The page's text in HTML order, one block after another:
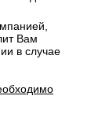
Вам
в случае